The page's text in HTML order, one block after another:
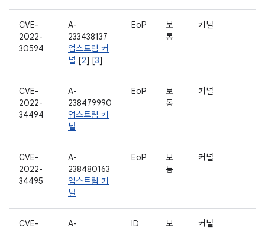
CVE-
2022-
30594
A-
233438137
업스트림 커
널 [2] [3]
EoP
보
통
커널
CVE-
2022-
34494
A-
238479990
업스트림 커
널
EoP
보
통
커널
CVE-
2022-
34495
A-
238480163
업스트림 커
널
EoP
보
통
커널
CVE-
A-
ID
보
커널